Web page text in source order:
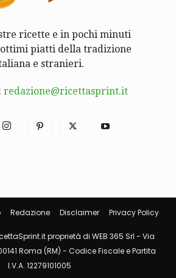
ricette e in pochi minuti
piatti della tradizione
e stranieri.
redazione@ricettasprint.it
Redazione Disclaimer Privacy Policy
proprietà di WEB 365 Srl - Via
Roma (RM) - Codice Fiscale e Partita
I.V.A. 12279101005